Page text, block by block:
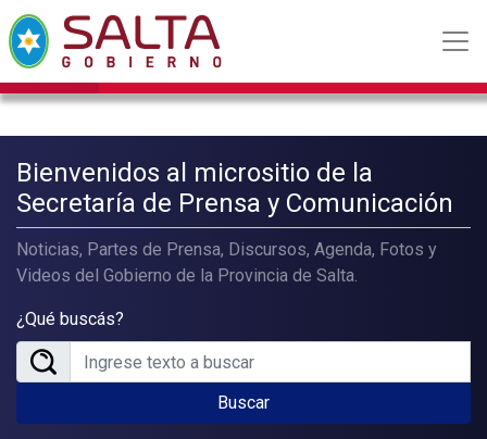
Bienvenidos al micrositio de la
Secretaría de Prensa y Comunicación
Noticias, Partes de Prensa, Discursos, Agenda, Fotos y
Videos del Gobierno de la Provincia de Salta.
¿Qué buscás?
Buscar